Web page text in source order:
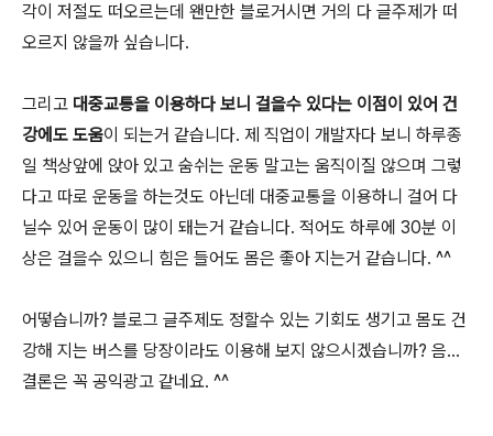
각이 저절도 떠오르는데 왠만한 블로거시면 거의 다 글주제가 떠
오르지 않을까 싶습니다.
그리고 대중교통을 이용하다 보니 걸을수 있다는 이점이 있어 건
강에도 도움이 되는거 같습니다. 제 직업이 개발자다 보니 하루종
일 책상앞에 앉아 있고 숨쉬는 운동 말고는 움직이질 않으며 그렇
다고 따로 운동을 하는것도 아닌데 대중교통을 이용하니 걸어 다
닐수 있어 운동이 많이 돼는거 같습니다. 적어도 하루에 30분 이
상은 걸을수 있으니 힘은 들어도 몸은 좋아 지는거 같습니다. ^^
어떻습니까? 블로그 글주제도 정할수 있는 기회도 생기고 몸도 건
강해 지는 버스를 당장이라도 이용해 보지 않으시겠습니까? 음...
결론은 꼭 공익광고 같네요. ^^